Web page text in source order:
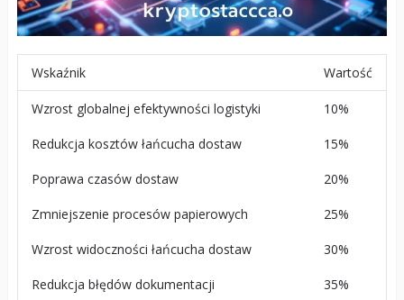
Wskaźnik Wartość
Wzrost globalnej efektywności logistyki 10%
Redukcja kosztów łańcucha dostaw 15%
Poprawa czasów dostaw 20%
Zmniejszenie procesów papierowych 25%
Wzrost widoczności łańcucha dostaw 30%
Redukcja błędów dokumentacji 35%